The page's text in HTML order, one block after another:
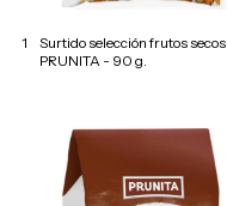
1
Surtido selección frutos secos
PRUNITA - 90 g.